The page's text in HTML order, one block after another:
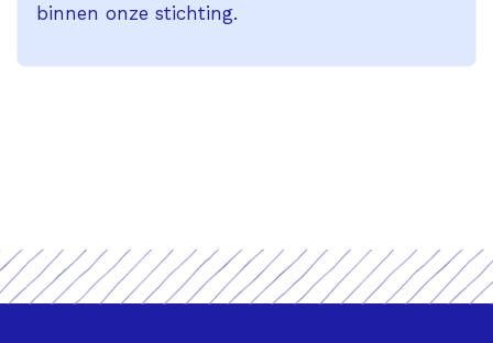
binnen onze stichting.